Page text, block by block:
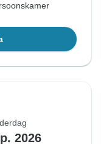
2026